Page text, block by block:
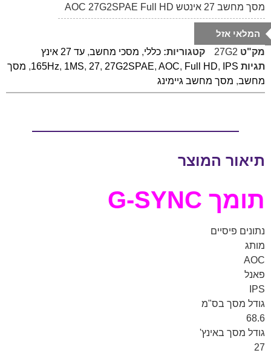
מסך מחשב ‏27 ‏אינטש AOC 27G2SPAE Full HD
המלאי אזל
מק"ט 27G2 קטגוריות: כללי, מסכי מחשב, עד 27 אינץ
תגיות
165Hz, 1MS, 27, 27G2SPAE, AOC, Full HD, IPS
, מסך
מחשב, מסך מחשב גיימינג
תיאור המוצר
תומך G-SYNC
נתונים פיסיים
מותג
AOC
פאנל
IPS
גודל מסך בס"מ
68.6
גודל מסך באינץ'
27